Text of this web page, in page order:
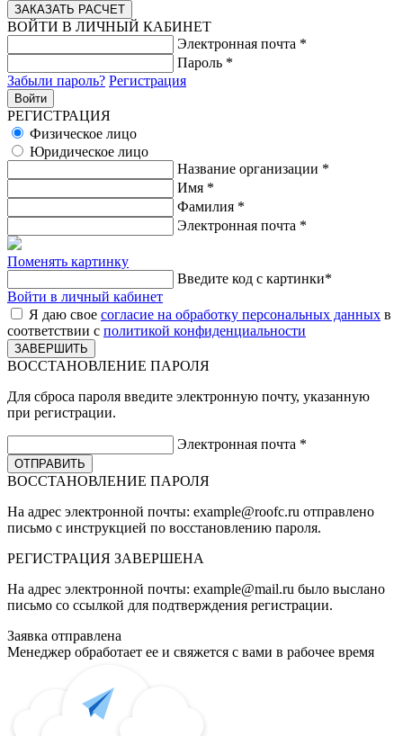
ВОЙТИ В ЛИЧНЫЙ КАБИНЕТ
Электронная почта *
Пароль *
Забыли пароль? Регистрация
РЕГИСТРАЦИЯ
Физическое лицо
Юридическое лицо
Название организации *
Имя *
Фамилия *
Электронная почта *
Поменять картинку
Введите код с картинки*
Войти в личный кабинет
Я даю свое согласие на обработку персональных данных в
соответствии с политикой конфиденциальности
ВОССТАНОВЛЕНИЕ ПАРОЛЯ
Для сброса пароля введите электронную почту, указанную
при регистрации.
Электронная почта *
ВОССТАНОВЛЕНИЕ ПАРОЛЯ
На адрес электронной почты: example@roofc.ru отправлено
письмо с инструкцией по восстановлению пароля.
РЕГИСТРАЦИЯ ЗАВЕРШЕНА
На адрес электронной почты: example@mail.ru было выслано
письмо со ссылкой для подтверждения регистрации.
Заявка отправлена
Менеджер обработает ее и свяжется с вами в рабочее время